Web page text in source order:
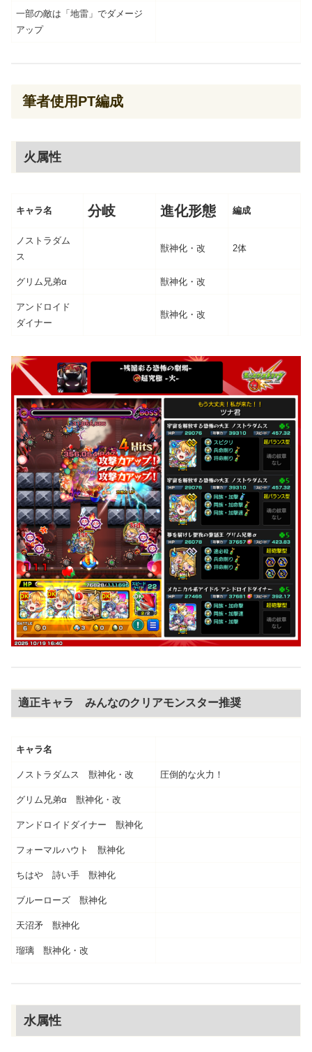
一部の敵は「地雷」でダメージ
アップ
筆者使用PT編成
火属性
キャラ名 分岐 進化形態 編成
ノストラダム
ス
獣神化・改 2体
グリム兄弟α 獣神化・改
アンドロイド
ダイナー
獣神化・改
適正キャラ みんなのクリアモンスター推奨
キャラ名
ノストラダムス 獣神化・改 圧倒的な火力！
グリム兄弟α 獣神化・改
アンドロイドダイナー 獣神化
フォーマルハウト 獣神化
ちはや 詩い手 獣神化
ブルーローズ 獣神化
天沼矛 獣神化
瑠璃 獣神化・改
水属性